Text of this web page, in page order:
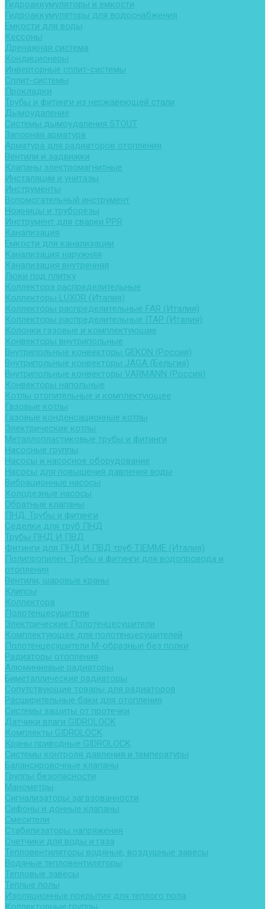
Гидроаккумуляторы и емкости
Гидроаккумуляторы для водоснабжения
Емкости для воды
Кессоны
Дренажная система
Кондиционеры
Инверторные сплит-системы
Сплит-системы
Прокладки
Трубы и фитинги из нержавеющей стали
Дымоудаление
Системы дымоудаления STOUT
Запорная арматура
Арматура для радиаторов отопления
Вентили и задвижки
Клапаны электромагнитные
Инсталяции и унитазы
Инструменты
Вспомогательный инструмент
Ножницы и труборезы
Инструмент для сварки PPR
Канализация
Емкости для канализации
Канализация наружняя
Канализация внутренняя
Люки под плитку
Коллектора распределительные
Коллекторы LUXOR (Италия)
Коллекторы распределительные FAR (Италия)
Коллекторы распределительные ITAP (Италия)
Колонки газовые и комплектующие
Конвекторы внутрипольные
Внутрипольные конвекторы GEKON (Россия)
Внутрипольные конвекторы JAGA (Бельгия)
Внутрипольные конвекторы VARMANN (Россия)
Конвекторы напольные
Котлы отопительные и комплектующее
Газовые котлы
Газовые конденсационные котлы
Электрические котлы
Металлопластиковые трубы и фитинги
Насосные группы
Насосы и насосное оборудование
Насосы для повышения давления воды
Вибрационные насосы
Колодезные насосы
Обратные клапаны
ПНД. Трубы и фитинги
Седелки для труб ПНД
Трубы ПНД И ПВД
Фитинги для ПНД И ПВД труб TIEMME (Италия)
Полипропилен. Трубы и фитинги для водопровода и
отопления
Вентили, шаровые краны
Клипсы
Коллектора
Полотенцесушители
Электрические Полотенцесушители
Комплектующее для полотенцесушителей
Полотенцесушители М-образные без полки
Радиаторы отопления
Алюминиевые радиаторы
Биметаллические радиаторы
Сопутствующие товары для радиаторов
Расширительные баки для отопления
Системы защиты от протечки
Датчики влаги GIDROLOCK
Комплекты GIDROLOCK
Краны приводные GIDROLOCK
Системы контроля давления и температуры
Балансировочные клапаны
Группы безопасности
Манометры
Сигнализаторы загазованности
Сифоны и донные клапаны
Смесители
Стабилизаторы напряжения
Счетчики для воды и газа
Тепловентиляторы водяные, воздушные завесы
Водяные тепловентиляторы
Тепловые завесы
Теплые полы
Изоляционные покрытия для теплого пола
Коллекторные группы